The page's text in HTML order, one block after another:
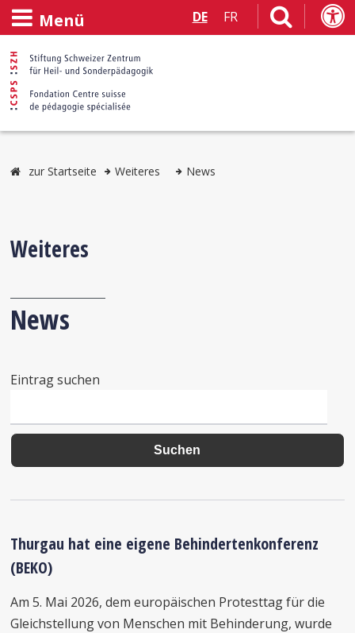
Menü DE FR
zur Startseite Weiteres News
Weiteres
News
Eintrag suchen
Thurgau hat eine eigene Behindertenkonferenz
(BEKO)
Am 5. Mai 2026, dem europäischen Protesttag für die
Gleichstellung von Menschen mit Behinderung, wurde